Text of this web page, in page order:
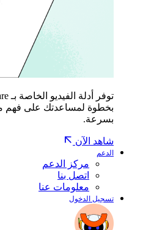
بخطوة لمساعدتك على فهم
بسرعة.
شاهد الآن
الدعم
مركز الدعم
اتصل بنا
معلومات عنا
تسجيل الدخول